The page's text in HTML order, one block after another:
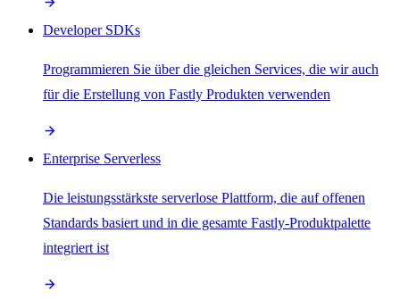
Developer SDKs
Programmieren Sie über die gleichen Services, die wir auch
für die Erstellung von Fastly Produkten verwenden
Enterprise Serverless
Die leistungsstärkste serverlose Plattform, die auf offenen
Standards basiert und in die gesamte Fastly-Produktpalette
integriert ist